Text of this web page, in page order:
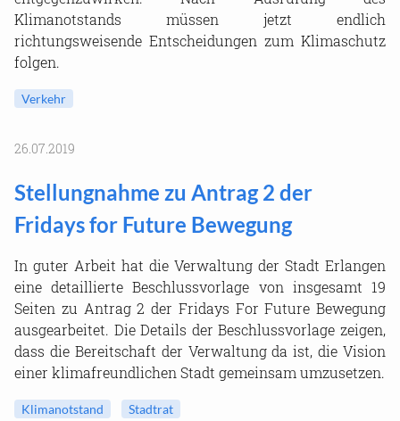
Klimanotstands müssen jetzt endlich
richtungsweisende Entscheidungen zum Klimaschutz
folgen.
Verkehr
26.07.2019
Stellungnahme zu Antrag 2 der
Fridays for Future Bewegung
In guter Arbeit hat die Verwaltung der Stadt Erlangen
eine detaillierte Beschlussvorlage von insgesamt 19
Seiten zu Antrag 2 der Fridays For Future Bewegung
ausgearbeitet. Die Details der Beschlussvorlage zeigen,
dass die Bereitschaft der Verwaltung da ist, die Vision
einer klimafreundlichen Stadt gemeinsam umzusetzen.
Klimanotstand Stadtrat